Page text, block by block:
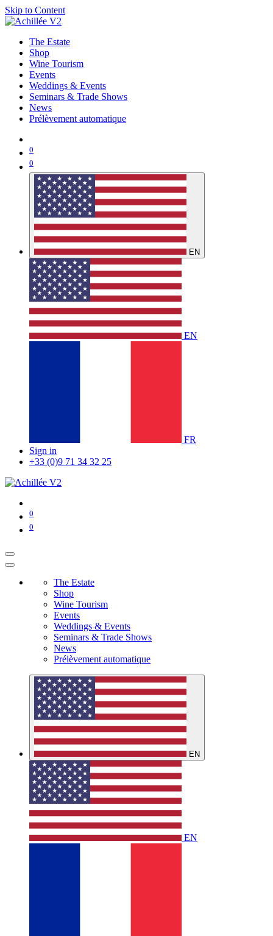
Skip to Content
The Estate
Shop
Wine Tourism
Events
Weddings & Events
Seminars & Trade Shows
News
Prélèvement automatique
0
0
EN
EN
FR
Sign in
+33 (0)9 71 34 32 25
0
0
The Estate
Shop
Wine Tourism
Events
Weddings & Events
Seminars & Trade Shows
News
Prélèvement automatique
EN
EN